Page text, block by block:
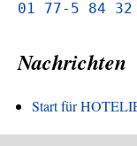
01 77-5 84 32
Nachrichten
Start für